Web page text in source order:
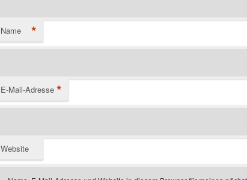
Name *
E-Mail-Adresse *
Website